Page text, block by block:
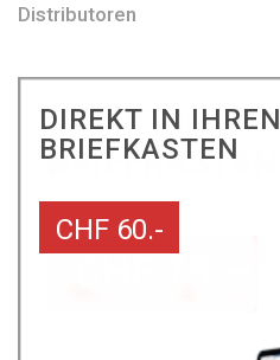
Distributoren
DIREKT IN IHREN
BRIEFKASTEN
CHF 60.-